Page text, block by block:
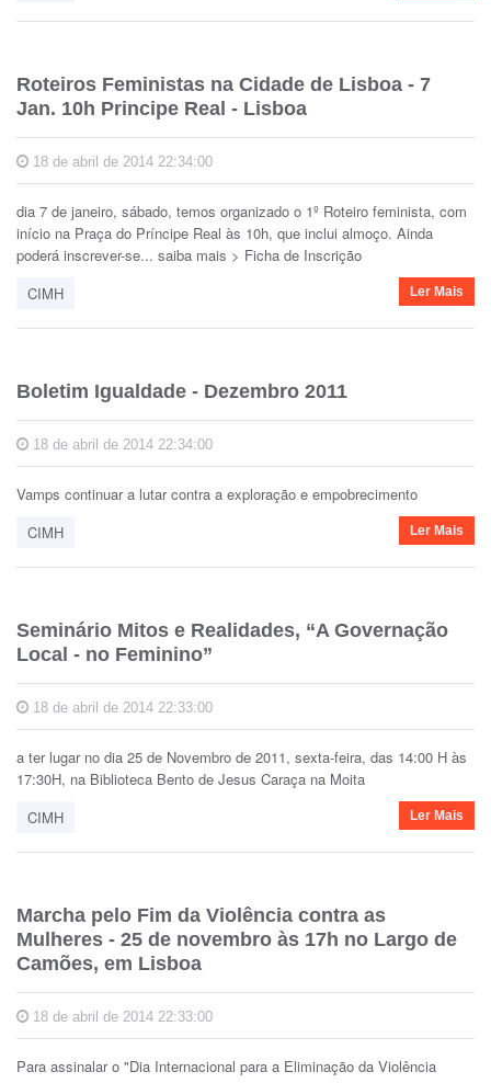
Roteiros Feministas na Cidade de Lisboa - 7
Jan. 10h Principe Real - Lisboa
18 de abril de 2014 22:34:00
dia 7 de janeiro, sábado, temos organizado o 1º Roteiro feminista, com
início na Praça do Príncipe Real às 10h, que inclui almoço. Ainda
poderá inscrever-se... saiba mais > Ficha de Inscrição
CIMH
Ler Mais
Boletim Igualdade - Dezembro 2011
18 de abril de 2014 22:34:00
Vamps continuar a lutar contra a exploração e empobrecimento
CIMH
Ler Mais
Seminário Mitos e Realidades, “A Governação
Local - no Feminino”
18 de abril de 2014 22:33:00
a ter lugar no dia 25 de Novembro de 2011, sexta-feira, das 14:00 H às
17:30H, na Biblioteca Bento de Jesus Caraça na Moita
CIMH
Ler Mais
Marcha pelo Fim da Violência contra as
Mulheres - 25 de novembro às 17h no Largo de
Camões, em Lisboa
18 de abril de 2014 22:33:00
Para assinalar o "Dia Internacional para a Eliminação da Violência